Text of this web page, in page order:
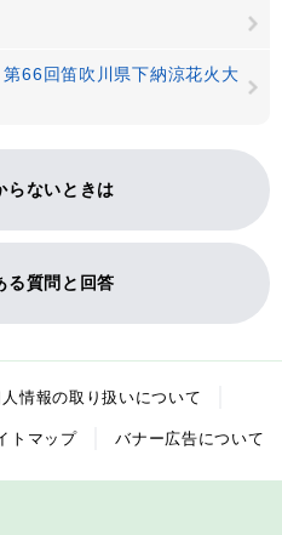
66回笛吹川県下納涼花火大
らないときは
る質問と回答
情報の取り扱いについて
トマップ バナー広告について